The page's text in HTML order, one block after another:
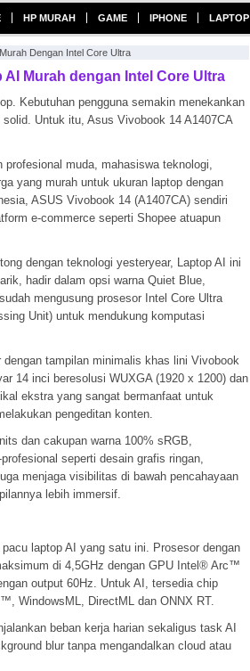
HP MURAH GAME IPHONE LAPTOP
Dengan Intel Core Ultra
Murah dengan Intel Core Ultra
Kebutuhan pengguna semakin menekankan
solid. Untuk itu, Asus Vivobook 14 A1407CA
muda, mahasiswa teknologi,
yang murah untuk ukuran laptop dengan
ASUS Vivobook 14 (A1407CA) sendiri
e-commerce seperti Shopee atuapun
dengan teknologi yesteryear, Laptop AI ini
hadir dalam opsi warna Quiet Blue,
mengusung prosesor Intel Core Ultra
Unit) untuk mendukung komputasi
tampilan minimalis khas lini Vivobook
14 inci beresolusi WUXGA (1920 x 1200) dan
ekstra yang sangat bermanfaat untuk
pengeditan konten.
dan cakupan warna 100% sRGB,
seperti desain grafis ringan,
menjaga visibilitas di bawah pencahayaan
lebih immersif.
laptop AI yang satu ini. Prosesor dengan
di 4,5GHz dengan GPU Intel® Arc™
output 60Hz. Untuk AI, tersedia chip
WindowsML, DirectML dan ONNX RT.
beban kerja harian sekaligus task AI
blur tanpa mengandalkan cloud atau